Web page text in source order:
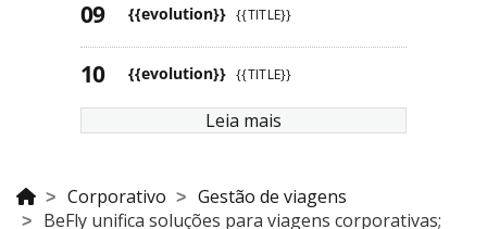
{{evolution}} {{TITLE}}
{{evolution}} {{TITLE}}
Leia mais
Corporativo
Gestão de viagens
BeFly unifica soluções para viagens corporativas;